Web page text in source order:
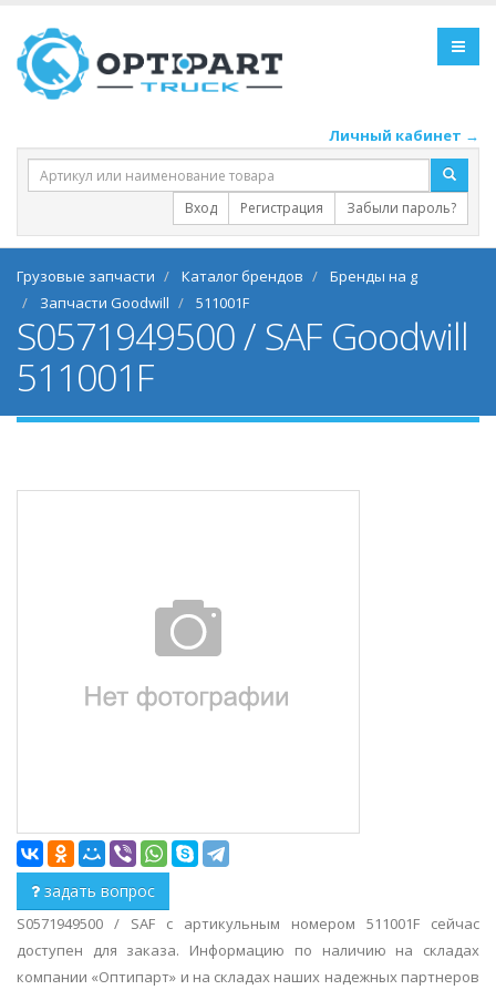
Личный кабинет →
Вход Регистрация Забыли пароль?
Грузовые запчасти Каталог брендов
Бренды на g
Запчасти Goodwill
511001F
S0571949500 / SAF Goodwill
511001F
задать вопрос
S0571949500 / SAF с артикульным номером 511001F сейчас
доступен для заказа. Информацию по наличию на складах
компании «Оптипарт» и на складах наших надежных партнеров